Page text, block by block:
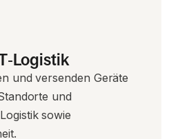
und versenden Geräte
und
sowie